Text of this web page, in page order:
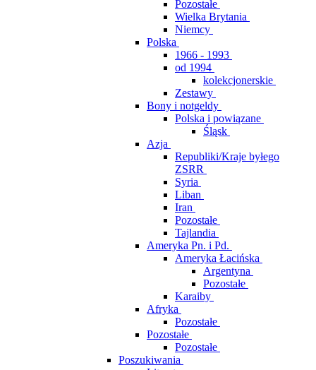
Pozostałe
Wielka Brytania
Niemcy
Polska
1966 - 1993
od 1994
kolekcjonerskie
Zestawy
Bony i notgeldy
Polska i powiązane
Śląsk
Azja
Republiki/Kraje byłego
ZSRR
Syria
Liban
Iran
Pozostałe
Tajlandia
Ameryka Pn. i Pd.
Ameryka Łacińska
Argentyna
Pozostałe
Karaiby
Afryka
Pozostałe
Pozostałe
Pozostałe
Poszukiwania